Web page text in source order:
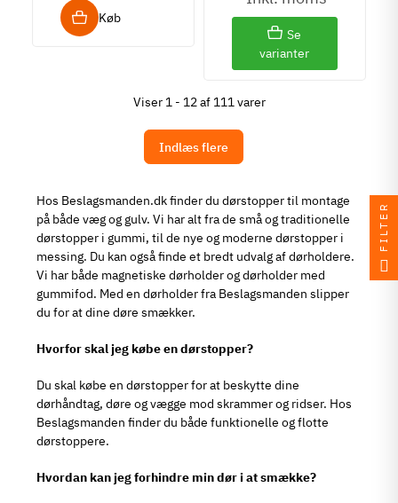
Køb
Se
varianter
Viser 1 - 12 af 111 varer
Indlæs flere
Hos Beslagsmanden.dk finder du dørstopper til montage
på både væg og gulv. Vi har alt fra de små og traditionelle
dørstopper i gummi, til de nye og moderne dørstopper i
messing. Du kan også finde et bredt udvalg af dørholdere.
Vi har både magnetiske dørholder og dørholder med
gummifod. Med en dørholder fra Beslagsmanden slipper
du for at dine døre smækker.
Hvorfor skal jeg købe en dørstopper?
Du skal købe en dørstopper for at beskytte dine
dørhåndtag, døre og vægge mod skrammer og ridser. Hos
Beslagsmanden finder du både funktionelle og flotte
dørstoppere.
Hvordan kan jeg forhindre min dør i at smække?
FILTER